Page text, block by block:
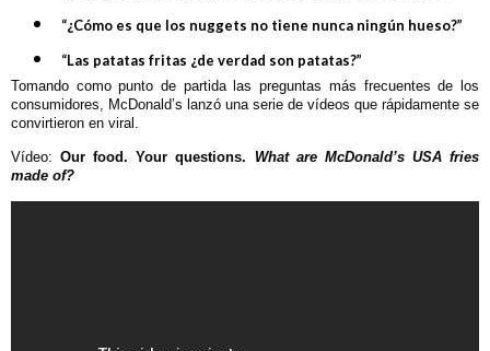
“¿Cómo es que los nuggets no tiene nunca ningún hueso?”
“Las patatas fritas ¿de verdad son patatas?”
Tomando como punto de partida las preguntas más frecuentes de los
consumidores, McDonald’s lanzó una serie de vídeos que rápidamente se
convirtieron en viral.
Vídeo:Our food. Your questions.
What are McDonald’s USA fries
made of?